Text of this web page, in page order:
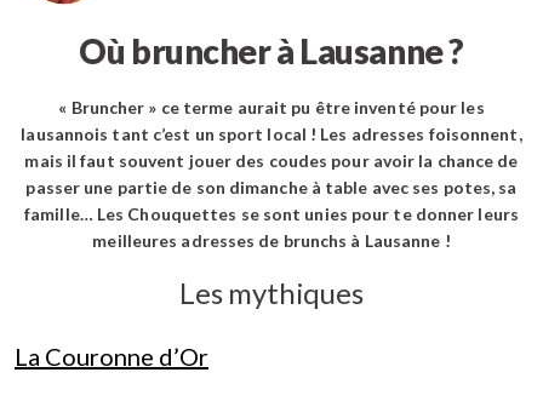
Où bruncher à Lausanne ?
« Bruncher » ce terme aurait pu être inventé pour les
lausannois tant c’est un sport local ! Les adresses foisonnent,
mais il faut souvent jouer des coudes pour avoir la chance de
passer une partie de son dimanche à table avec ses potes, sa
famille… Les Chouquettes se sont unies pour te donner leurs
meilleures adresses de brunchs à Lausanne !
Les mythiques
La Couronne d’Or